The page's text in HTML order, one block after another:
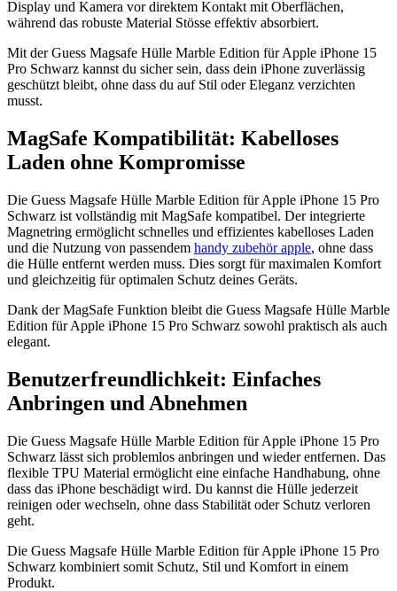
Display und Kamera vor direktem Kontakt mit Oberflächen,
während das robuste Material Stösse effektiv absorbiert.
Mit der Guess Magsafe Hülle Marble Edition für Apple iPhone 15
Pro Schwarz kannst du sicher sein, dass dein iPhone zuverlässig
geschützt bleibt, ohne dass du auf Stil oder Eleganz verzichten
musst.
MagSafe Kompatibilität: Kabelloses
Laden ohne Kompromisse
Die Guess Magsafe Hülle Marble Edition für Apple iPhone 15 Pro
Schwarz ist vollständig mit MagSafe kompatibel. Der integrierte
Magnetring ermöglicht schnelles und effizientes kabelloses Laden
und die Nutzung von passendem handy zubehör apple, ohne dass
die Hülle entfernt werden muss. Dies sorgt für maximalen Komfort
und gleichzeitig für optimalen Schutz deines Geräts.
Dank der MagSafe Funktion bleibt die Guess Magsafe Hülle Marble
Edition für Apple iPhone 15 Pro Schwarz sowohl praktisch als auch
elegant.
Benutzerfreundlichkeit: Einfaches
Anbringen und Abnehmen
Die Guess Magsafe Hülle Marble Edition für Apple iPhone 15 Pro
Schwarz lässt sich problemlos anbringen und wieder entfernen. Das
flexible TPU Material ermöglicht eine einfache Handhabung, ohne
dass das iPhone beschädigt wird. Du kannst die Hülle jederzeit
reinigen oder wechseln, ohne dass Stabilität oder Schutz verloren
geht.
Die Guess Magsafe Hülle Marble Edition für Apple iPhone 15 Pro
Schwarz kombiniert somit Schutz, Stil und Komfort in einem
Produkt.